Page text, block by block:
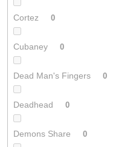
Cortez 0
Cubaney 0
Dead Man's Fingers 0
Deadhead 0
Demons Share 0